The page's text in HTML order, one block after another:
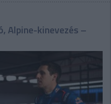
Alpine-kinevezés –